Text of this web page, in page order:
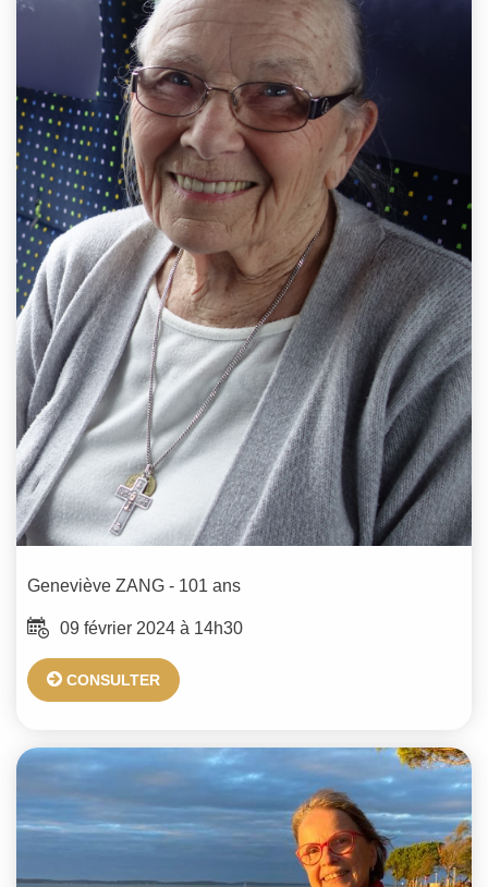
Geneviève ZANG - 101 ans
09 février 2024 à 14h30
CONSULTER